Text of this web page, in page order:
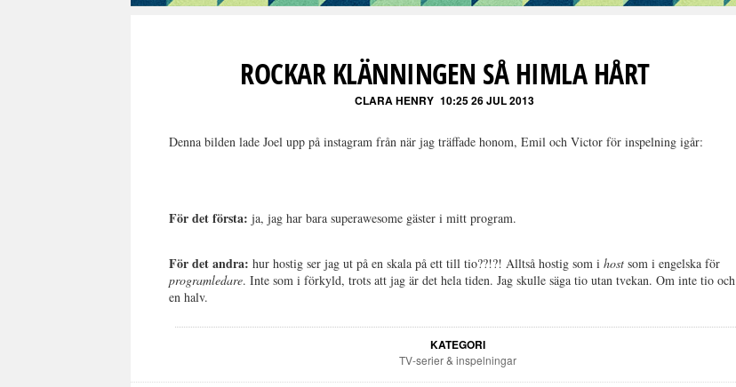
ROCKAR KLÄNNINGEN SÅ HIMLA HÅRT
CLARA HENRY 10:25 26 JUL 2013
Denna bilden lade Joel upp på instagram från när jag träffade honom, Emil och Victor för inspelning igår:
För det första: ja, jag har bara superawesome gäster i mitt program.
För det andra: hur hostig ser jag ut på en skala på ett till tio??!?! Alltså hostig som ihost som i engelska för
programledare. Inte som i förkyld, trots att jag är det hela tiden. Jag skulle säga tio utan tvekan. Om inte tio och
en halv.
KATEGORI
TV-serier & inspelningar